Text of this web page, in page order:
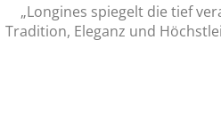
„Longines spiegelt die tief
Tradition, Eleganz und